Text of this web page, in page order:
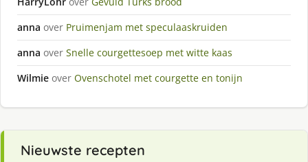
anna over Pruimenjam met speculaaskruiden
anna over Snelle courgettesoep met witte kaas
Wilmie over Ovenschotel met courgette en tonijn
Nieuwste recepten